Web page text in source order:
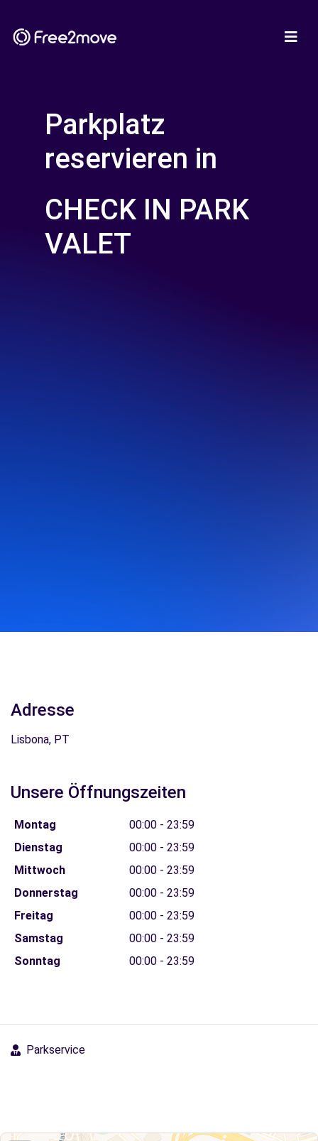
Parkplatz
reservieren in
CHECK IN PARK
VALET
Adresse
Lisbona, PT
Unsere Öffnungszeiten
Montag
00:00 - 23:59
Dienstag
00:00 - 23:59
Mittwoch
00:00 - 23:59
Donnerstag
00:00 - 23:59
Freitag
00:00 - 23:59
Samstag
00:00 - 23:59
Sonntag
00:00 - 23:59
Parkservice